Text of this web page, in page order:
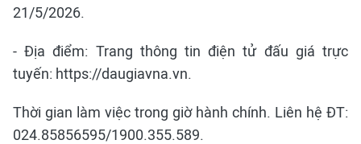
21/5/2026.
- Địa điểm: Trang thông tin điện tử đấu giá trực
tuyến: https://daugiavna.vn.
Thời gian làm việc trong giờ hành chính. Liên hệ ĐT:
024.85856595/1900.355.589.